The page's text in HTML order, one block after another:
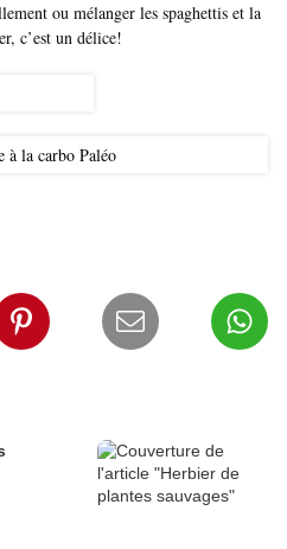
ou mélanger les spaghettis et la
c’est un délice!